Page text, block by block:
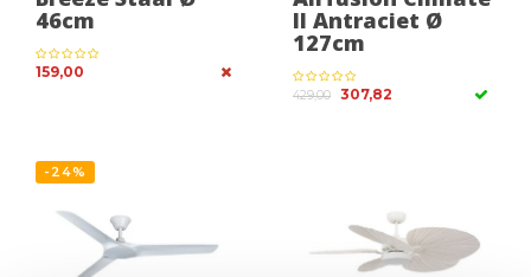
46cm
159,00
II Antraciet Ø
127cm
429,00 307,82
-24%